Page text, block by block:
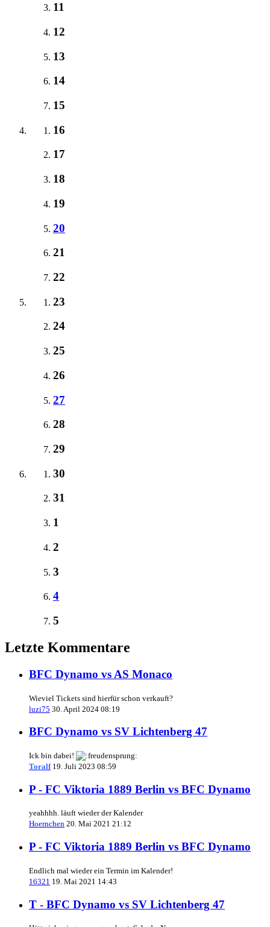
11
12
13
14
15
16
17
18
19
20
21
22
23
24
25
26
27
28
29
30
31
1
2
3
4
5
Letzte Kommentare
BFC Dynamo vs AS Monaco
Wieviel Tickets sind hierfür schon verkauft?
luzi75 30. April 2024 08:19
BFC Dynamo vs SV Lichtenberg 47
Ick bin dabei!
Toralf 19. Juli 2023 08:59
P - FC Viktoria 1889 Berlin vs BFC Dynamo
yeahhhh. läuft wieder der Kalender
Hoernchen 20. Mai 2021 21:12
P - FC Viktoria 1889 Berlin vs BFC Dynamo
Endlich mal wieder ein Termin im Kalender!
16321 19. Mai 2021 14:43
T - BFC Dynamo vs SV Lichtenberg 47